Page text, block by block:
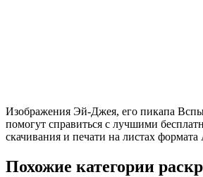
Изображения Эй-Джея, его пикапа
помогут справиться с лучшими
скачивания и печати на листах формата
Похожие категории